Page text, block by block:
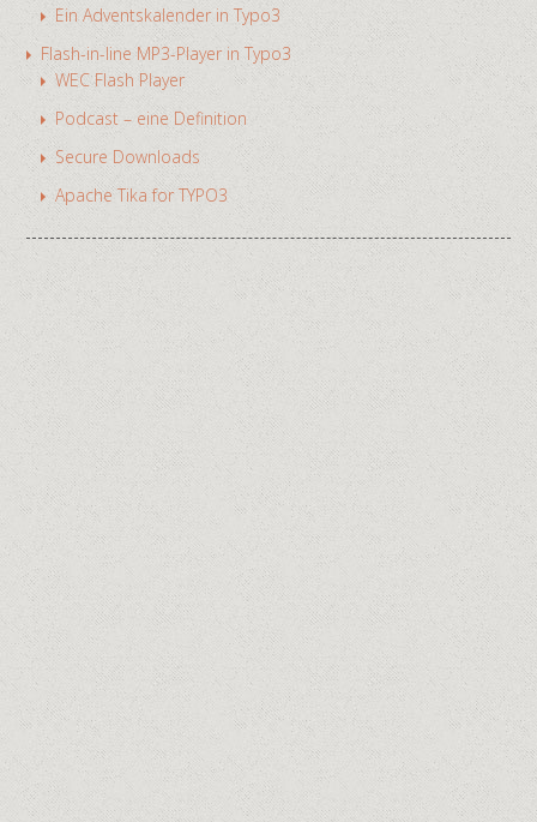
Ein Adventskalender in Typo3
Flash-in-line MP3-Player in Typo3
WEC Flash Player
Podcast – eine Definition
Secure Downloads
Apache Tika for TYPO3